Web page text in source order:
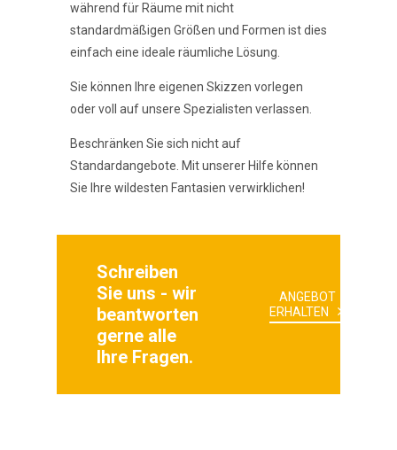
während für Räume mit nicht
standardmäßigen Größen und Formen ist dies
einfach eine ideale räumliche Lösung.
Sie können Ihre eigenen Skizzen vorlegen
oder voll auf unsere Spezialisten verlassen.
Beschränken Sie sich nicht auf
Standardangebote. Mit unserer Hilfe können
Sie Ihre wildesten Fantasien verwirklichen!
Schreiben
Sie uns - wir
beantworten
gerne alle
Ihre Fragen.
ANGEBOT
ERHALTEN